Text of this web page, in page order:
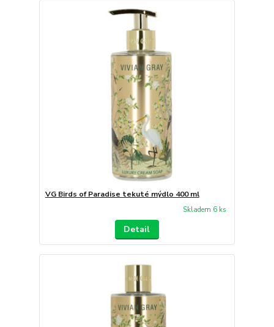
VG Birds of Paradise tekuté mýdlo 400 ml
Skladem 6 ks
Detail